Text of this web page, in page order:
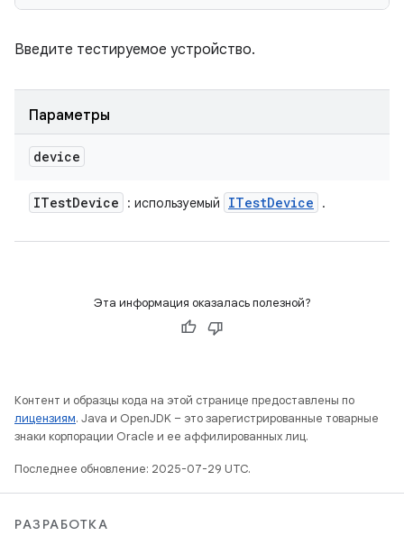
Введите тестируемое устройство.
Параметры
device
ITestDevice : используемый ITestDevice .
Эта информация оказалась полезной?
Контент и образцы кода на этой странице предоставлены по
лицензиям. Java и OpenJDK – это зарегистрированные товарные
знаки корпорации Oracle и ее аффилированных лиц.
Последнее обновление: 2025-07-29 UTC.
РАЗРАБОТКА